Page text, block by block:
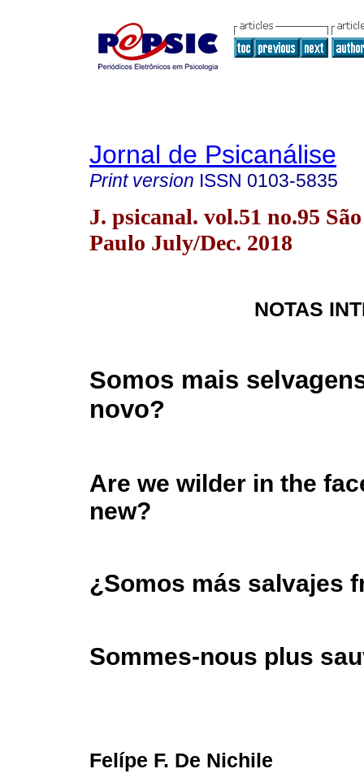
Jornal de Psicanálise
Print version ISSN 0103-5835
J. psicanal. vol.51 no.95 São
Paulo July/Dec. 2018
NOTAS
Somos mais
novo?
Are we wilder in the
new?
¿Somos más salvajes
Sommes-nous plus
Felípe F. De Nichile